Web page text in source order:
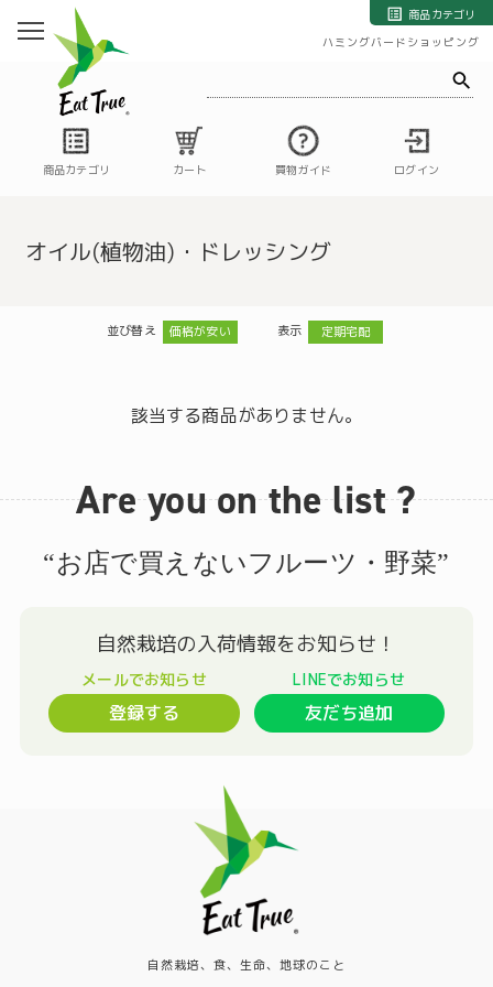
商品カテゴリ
ハミングバードショッピング
商品カテゴリ カート 買物ガイド ログイン
オイル(植物油)・ドレッシング
並び替え 価格が安い 表示 定期宅配
該当する商品がありません。
Are you on the list ?
“お店で買えないフルーツ・野菜”
登録する 友だち追加
自然栽培、食、生命、地球のこと